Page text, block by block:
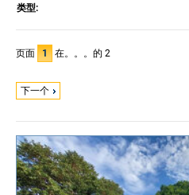
类型:
页面 1 在。。。的 2
下一个